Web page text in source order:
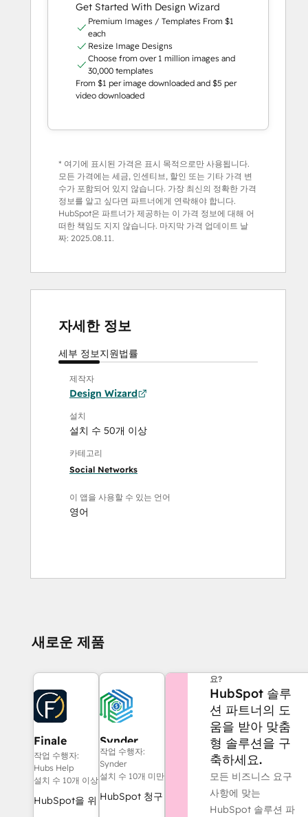
Get Started With Design Wizard
Premium Images / Templates From $1
each
Resize Image Designs
Choose from over 1 million images and
30,000 templates
From $1 per image downloaded and $5 per
video downloaded
* 여기에 표시된 가격은 표시 목적으로만 사용됩니다.
모든 가격에는 세금, 인센티브, 할인 또는 기타 가격 변
수가 포함되어 있지 않습니다. 가장 최신의 정확한 가격
정보를 알고 싶다면 파트너에게 연락해야 합니다.
HubSpot은 파트너가 제공하는 이 가격 정보에 대해 어
떠한 책임도 지지 않습니다. 마지막 가격 업데이트 날
짜: 2025.08.11.
자세한 정보
세부 정보지원법률
제작자
Design Wizard
설치
설치 수 50개 이상
카테고리
Social Networks
이 앱을 사용할 수 있는 언어
영어
새로운 제품
Finale
Composer
작업 수행자:
Hubs Help
설치 수 10개 이상
HubSpot을 위
Synder
작업 수행자:
Synder
설치 수 10개 미만
HubSpot 청구
요?
HubSpot 솔루
션 파트너의 도
움을 받아 맞춤
형 솔루션을 구
축하세요.
모든 비즈니스 요구
사항에 맞는
HubSpot 솔루션 파